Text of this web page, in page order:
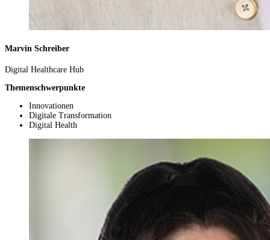
Marvin Schreiber
Digital Healthcare Hub
Themenschwerpunkte
Innovationen
Digitale Transformation
Digital Health